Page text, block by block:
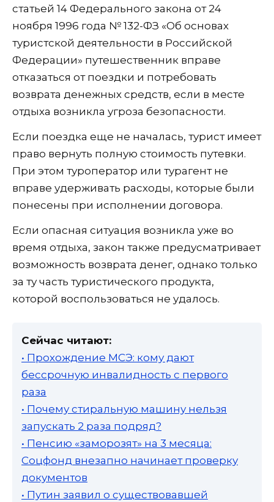
статьей 14 Федерального закона от 24
ноября 1996 года № 132-ФЗ «Об основах
туристской деятельности в Российской
Федерации» путешественник вправе
отказаться от поездки и потребовать
возврата денежных средств, если в месте
отдыха возникла угроза безопасности.
Если поездка еще не началась, турист имеет
право вернуть полную стоимость путевки.
При этом туроператор или турагент не
вправе удерживать расходы, которые были
понесены при исполнении договора.
Если опасная ситуация возникла уже во
время отдыха, закон также предусматривает
возможность возврата денег, однако только
за ту часть туристического продукта,
которой воспользоваться не удалось.
Сейчас читают:
• Прохождение МСЭ: кому дают
бессрочную инвалидность с первого
раза
• Почему стиральную машину нельзя
запускать 2 раза подряд?
• Пенсию «заморозят» на 3 месяца:
Соцфонд внезапно начинает проверку
документов
• Путин заявил о существовавшей